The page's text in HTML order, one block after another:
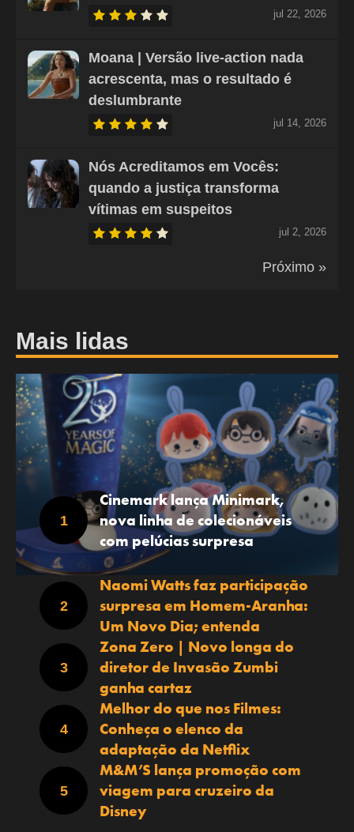
jul 22, 2026
Moana | Versão live-action nada
acrescenta, mas o resultado é
deslumbrante
jul 14, 2026
Nós Acreditamos em Vocês:
quando a justiça transforma
vítimas em suspeitos
jul 2, 2026
Próximo »
Mais lidas
Cinemark lança Minimark,
nova linha de colecionáveis
com pelúcias surpresa
Naomi Watts faz participação
surpresa em Homem-Aranha:
Um Novo Dia; entenda
Zona Zero | Novo longa do
diretor de Invasão Zumbi
ganha cartaz
Melhor do que nos Filmes:
Conheça o elenco da
adaptação da Netflix
M&M’S lança promoção com
viagem para cruzeiro da
Disney